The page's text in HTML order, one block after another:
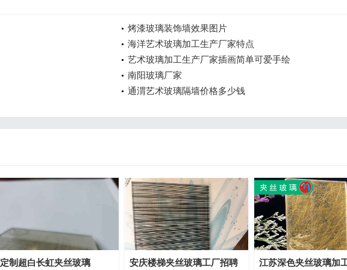
烤漆玻璃装饰墙效果图片
海洋艺术玻璃加工生产厂家特点
艺术玻璃加工生产厂家插画简单可爱手绘
南阳玻璃厂家
通渭艺术玻璃隔墙价格多少钱
定制超白长虹夹丝玻璃 安庆楼梯夹丝玻璃工厂招聘 江苏深色夹丝玻璃加